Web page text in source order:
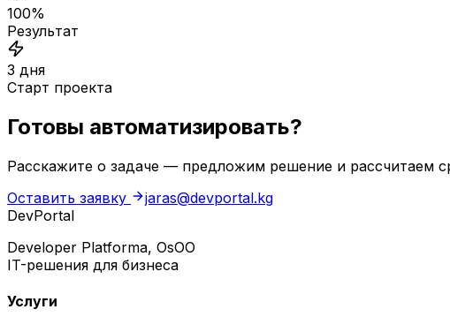
100%
Результат
3 дня
Старт проекта
Готовы автоматизировать?
Расскажите о задаче — предложим решение и рассчитаем
Оставить заявку
jaras@devportal.kg
DevPortal
Developer Platforma, OsOO
IT-решения для бизнеса
Услуги